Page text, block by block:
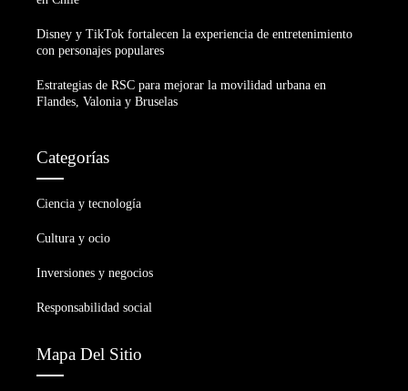
Disney y TikTok fortalecen la experiencia de entretenimiento
con personajes populares
Estrategias de RSC para mejorar la movilidad urbana en
Flandes, Valonia y Bruselas
Categorías
Ciencia y tecnología
Cultura y ocio
Inversiones y negocios
Responsabilidad social
Mapa Del Sitio